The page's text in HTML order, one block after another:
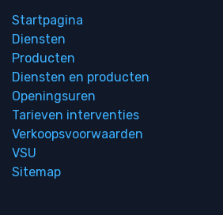
Startpagina
Diensten
Producten
Diensten en producten
Openingsuren
Tarieven interventies
Verkoopsvoorwaarden
VSU
Sitemap